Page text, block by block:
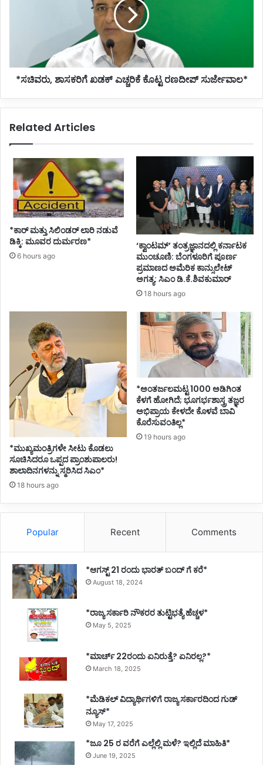
*ಸಚಿವರು, ಶಾಸಕರಿಗೆ ಖಡಕ್ ಎಚ್ಚರಿಕೆ ಕೊಟ್ಟ ರಣದೀಪ್ ಸುರ್ಜೇವಾಲ*
Related Articles
*ಕಾರ್ ಮತ್ತು ಸಿಲಿಂಡ‌ರ್ ಲಾರಿ ನಡುವೆ
ಡಿಕ್ಕಿ: ಮೂವರ ದುರ್ಮರಣ*
6 hours ago
‘ಕ್ವಾಂಟಮ್’ ತಂತ್ರಜ್ಞಾನದಲ್ಲಿ ಕರ್ನಾಟಕ
ಮುಂಚೂಣಿ: ಬೆಂಗಳೂರಿಗೆ ಪೂರ್ಣ
ಪ್ರಮಾಣದ ಅಮೆರಿಕ ಕಾನ್ಸುಲೇಟ್
ಅಗತ್ಯ: ಸಿಎಂ ಡಿ.ಕೆ.ಶಿವಕುಮಾರ್
18 hours ago
*ಮುಖ್ಯಮಂತ್ರಿಗಳೇ ಸೀಟು ಕೊಡಲು
ಸೂಚಿಸಿದರೂ ಒಪ್ಪದ ಪ್ರಾಂಶುಪಾಲರು!
ಶಾಲಾದಿನಗಳನ್ನು ಸ್ಮರಿಸಿದ ಸಿಎಂ*
18 hours ago
*ಅಂತರ್ಜಲಮಟ್ಟ 1000 ಅಡಿಗಿಂತ
ಕೆಳಗೆ ಹೋಗಿದೆ; ಭೂಗರ್ಭಶಾಸ್ತ್ರ ತಜ್ಞರ
ಅಭಿಪ್ರಾಯ ಕೇಳದೇ ಕೊಳವೆ ಬಾವಿ
ಕೊರೆಸುವಂತಿಲ್ಲ*
19 hours ago
Popular Recent Comments
*ಆಗಸ್ಟ್ 21 ರಂದು ಭಾರತ್‌ ಬಂದ್‌ ಗೆ ಕರೆ*
August 18, 2024
*ರಾಜ್ಯ ಸರ್ಕಾರಿ ನೌಕರರ ತುಟ್ಟಿಭತ್ಯೆ ಹೆಚ್ಚಳ*
May 5, 2025
*ಮಾರ್ಚ್ 22ರಂದು ಏನಿರುತ್ತೆ? ಏನಿರಲ್ಲ?*
March 18, 2025
*ಮೆಡಿಕಲ್ ವಿದ್ಯಾರ್ಥಿಗಳಿಗೆ ರಾಜ್ಯ ಸರ್ಕಾರದಿಂದ ಗುಡ್
ನ್ಯೂಸ್*
May 17, 2025
*ಜೂ 25 ರ ವರೆಗೆ ಎಲ್ಲೆಲ್ಲಿ ಮಳೆ? ಇಲ್ಲಿದೆ ಮಾಹಿತಿ*
June 19, 2025